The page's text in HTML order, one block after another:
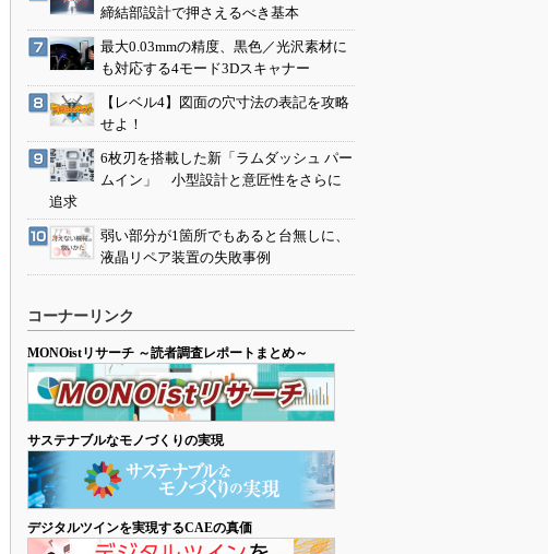
締結部設計で押さえるべき基本
最大0.03mmの精度、黒色／光沢素材に
も対応する4モード3Dスキャナー
【レベル4】図面の穴寸法の表記を攻略
せよ！
6枚刃を搭載した新「ラムダッシュ パー
ムイン」 小型設計と意匠性をさらに
追求
弱い部分が1箇所でもあると台無しに、
液晶リペア装置の失敗事例
コーナーリンク
MONOistリサーチ ～読者調査レポートまとめ～
サステナブルなモノづくりの実現
デジタルツインを実現するCAEの真価